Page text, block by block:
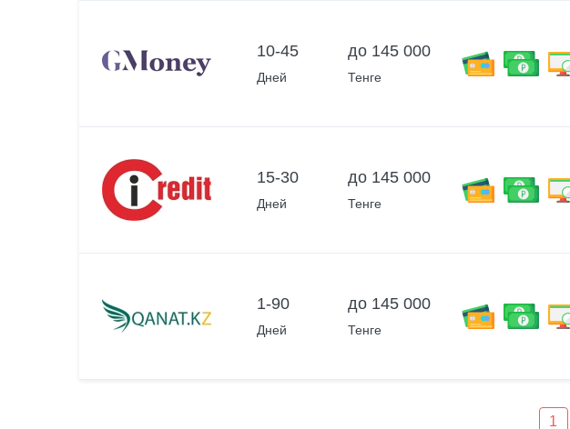
10-45
Дней
до 145 000
Тенге
15-30
Дней
до 145 000
Тенге
1-90
Дней
до 145 000
Тенге
1